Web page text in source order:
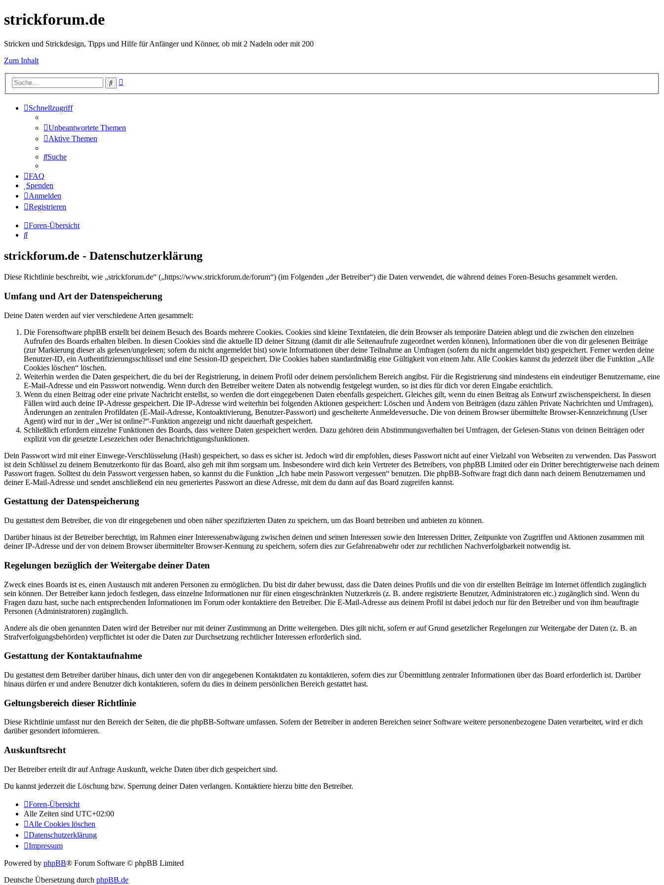
strickforum.de
Stricken und Strickdesign, Tipps und Hilfe für Anfänger und Könner, ob mit 2 Nadeln oder mit 200
Zum Inhalt
Suche
Schnellzugriff
Unbeantwortete Themen
Aktive Themen
Suche
FAQ
Spenden
Anmelden
Registrieren
Foren-Übersicht
Suche
strickforum.de - Datenschutzerklärung
Diese Richtlinie beschreibt, wie „strickforum.de“ („https://www.strickforum.de/forum“) (im Folgenden „der Betreiber“) die Daten verwendet, die während deines Foren-Besuchs gesammelt werden.
Umfang und Art der Datenspeicherung
Deine Daten werden auf vier verschiedene Arten gesammelt:
Die Forensoftware phpBB erstellt bei deinem Besuch des Boards mehrere Cookies. Cookies sind kleine Textdateien, die dein Browser als temporäre Dateien ablegt und die zwischen den einzelnen
Aufrufen des Boards erhalten bleiben. In diesen Cookies sind die aktuelle ID deiner Sitzung (damit dir alle Seitenaufrufe zugeordnet werden können), Informationen über die von dir gelesenen Beiträge
(zur Markierung dieser als gelesen/ungelesen; sofern du nicht angemeldet bist) sowie Informationen über deine Teilnahme an Umfragen (sofern du nicht angemeldet bist) gespeichert. Ferner werden deine
Benutzer-ID, ein Authentifizierungsschlüssel und eine Session-ID gespeichert. Die Cookies haben standardmäßig eine Gültigkeit von einem Jahr. Alle Cookies kannst du jederzeit über die Funktion „Alle
Cookies löschen“ löschen.
Weiterhin werden die Daten gespeichert, die du bei der Registrierung, in deinem Profil oder deinem persönlichem Bereich angibst. Für die Registrierung sind mindestens ein eindeutiger Benutzername, eine
E-Mail-Adresse und ein Passwort notwendig. Wenn durch den Betreiber weitere Daten als notwendig festgelegt wurden, so ist dies für dich vor deren Eingabe ersichtlich.
Wenn du einen Beitrag oder eine private Nachricht erstellst, so werden die dort eingegebenen Daten ebenfalls gespeichert. Gleiches gilt, wenn du einen Beitrag als Entwurf zwischenspeicherst. In diesen
Fällen wird auch deine IP-Adresse gespeichert. Die IP-Adresse wird weiterhin bei folgenden Aktionen gespeichert: Löschen und Ändern von Beiträgen (dazu zählen Private Nachrichten und Umfragen),
Änderungen an zentralen Profildaten (E-Mail-Adresse, Kontoaktivierung, Benutzer-Passwort) und gescheiterte Anmeldeversuche. Die von deinem Browser übermittelte Browser-Kennzeichnung (User
Agent) wird nur in der „Wer ist online?“-Funktion angezeigt und nicht dauerhaft gespeichert.
Schließlich erfordern einzelne Funktionen des Boards, dass weitere Daten gespeichert werden. Dazu gehören dein Abstimmungsverhalten bei Umfragen, der Gelesen-Status von deinen Beiträgen oder
explizit von dir gesetzte Lesezeichen oder Benachrichtigungsfunktionen.
Dein Passwort wird mit einer Einwege-Verschlüsselung (Hash) gespeichert, so dass es sicher ist. Jedoch wird dir empfohlen, dieses Passwort nicht auf einer Vielzahl von Webseiten zu verwenden. Das Passwort
ist dein Schlüssel zu deinem Benutzerkonto für das Board, also geh mit ihm sorgsam um. Insbesondere wird dich kein Vertreter des Betreibers, von phpBB Limited oder ein Dritter berechtigterweise nach deinem
Passwort fragen. Solltest du dein Passwort vergessen haben, so kannst du die Funktion „Ich habe mein Passwort vergessen“ benutzen. Die phpBB-Software fragt dich dann nach deinem Benutzernamen und
deiner E-Mail-Adresse und sendet anschließend ein neu generiertes Passwort an diese Adresse, mit dem du dann auf das Board zugreifen kannst.
Gestattung der Datenspeicherung
Du gestattest dem Betreiber, die von dir eingegebenen und oben näher spezifizierten Daten zu speichern, um das Board betreiben und anbieten zu können.
Darüber hinaus ist der Betreiber berechtigt, im Rahmen einer Interessenabwägung zwischen deinen und seinen Interessen sowie den Interessen Dritter, Zeitpunkte von Zugriffen und Aktionen zusammen mit
deiner IP-Adresse und der von deinem Browser übermittelter Browser-Kennung zu speichern, sofern dies zur Gefahrenabwehr oder zur rechtlichen Nachverfolgbarkeit notwendig ist.
Regelungen bezüglich der Weitergabe deiner Daten
Zweck eines Boards ist es, einen Austausch mit anderen Personen zu ermöglichen. Du bist dir daher bewusst, dass die Daten deines Profils und die von dir erstellten Beiträge im Internet öffentlich zugänglich
sein können. Der Betreiber kann jedoch festlegen, dass einzelne Informationen nur für einen eingeschränkten Nutzerkreis (z. B. andere registrierte Benutzer, Administratoren etc.) zugänglich sind. Wenn du
Fragen dazu hast, suche nach entsprechenden Informationen im Forum oder kontaktiere den Betreiber. Die E-Mail-Adresse aus deinem Profil ist dabei jedoch nur für den Betreiber und von ihm beauftragte
Personen (Administratoren) zugänglich.
Andere als die oben genannten Daten wird der Betreiber nur mit deiner Zustimmung an Dritte weitergeben. Dies gilt nicht, sofern er auf Grund gesetzlicher Regelungen zur Weitergabe der Daten (z. B. an
Strafverfolgungsbehörden) verpflichtet ist oder die Daten zur Durchsetzung rechtlicher Interessen erforderlich sind.
Gestattung der Kontaktaufnahme
Du gestattest dem Betreiber darüber hinaus, dich unter den von dir angegebenen Kontaktdaten zu kontaktieren, sofern dies zur Übermittlung zentraler Informationen über das Board erforderlich ist. Darüber
hinaus dürfen er und andere Benutzer dich kontaktieren, sofern du dies in deinem persönlichen Bereich gestattet hast.
Geltungsbereich dieser Richtlinie
Diese Richtlinie umfasst nur den Bereich der Seiten, die die phpBB-Software umfassen. Sofern der Betreiber in anderen Bereichen seiner Software weitere personenbezogene Daten verarbeitet, wird er dich
darüber gesondert informieren.
Auskunftsrecht
Der Betreiber erteilt dir auf Anfrage Auskunft, welche Daten über dich gespeichert sind.
Du kannst jederzeit die Löschung bzw. Sperrung deiner Daten verlangen. Kontaktiere hierzu bitte den Betreiber.
Foren-Übersicht
Alle Zeiten sind UTC+02:00
Alle Cookies löschen
Datenschutzerklärung
Impressum
Powered by phpBB® Forum Software © phpBB Limited
Deutsche Übersetzung durch phpBB.de